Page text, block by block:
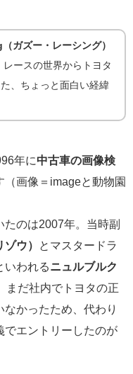
ガズー・レーシング）
ースの世界からトヨタ
、ちょっと面白い経緯
年に中古車の画像検
（画像＝imageと動物園
たのは2007年。当時副
ウ）
とマスタードラ
いわれる ニュルブルク
まだ社内でトヨタの正
かったため、代わり
でエントリーしたのが